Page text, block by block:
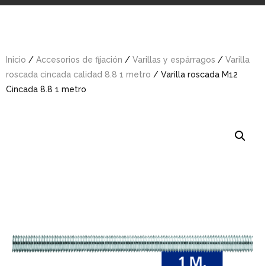
Inicio / Accesorios de fijación / Varillas y espárragos / Varilla
roscada cincada calidad 8.8 1 metro / Varilla roscada M12
Cincada 8.8 1 metro